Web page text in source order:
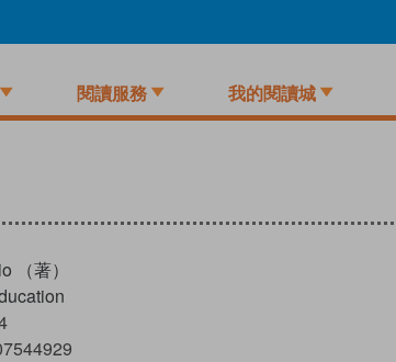
閱讀服務 我的閱讀城
（著）